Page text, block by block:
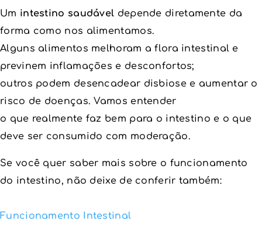
Um intestino saudável depende diretamente da
forma como nos alimentamos.
Alguns alimentos melhoram a flora intestinal e
previnem inflamações e desconfortos;
outros podem desencadear disbiose e aumentar o
risco de doenças. Vamos entender
o que realmente faz bem para o intestino e o que
deve ser consumido com moderação.
Se você quer saber mais sobre o funcionamento
do intestino, não deixe de conferir também:
Funcionamento Intestinal